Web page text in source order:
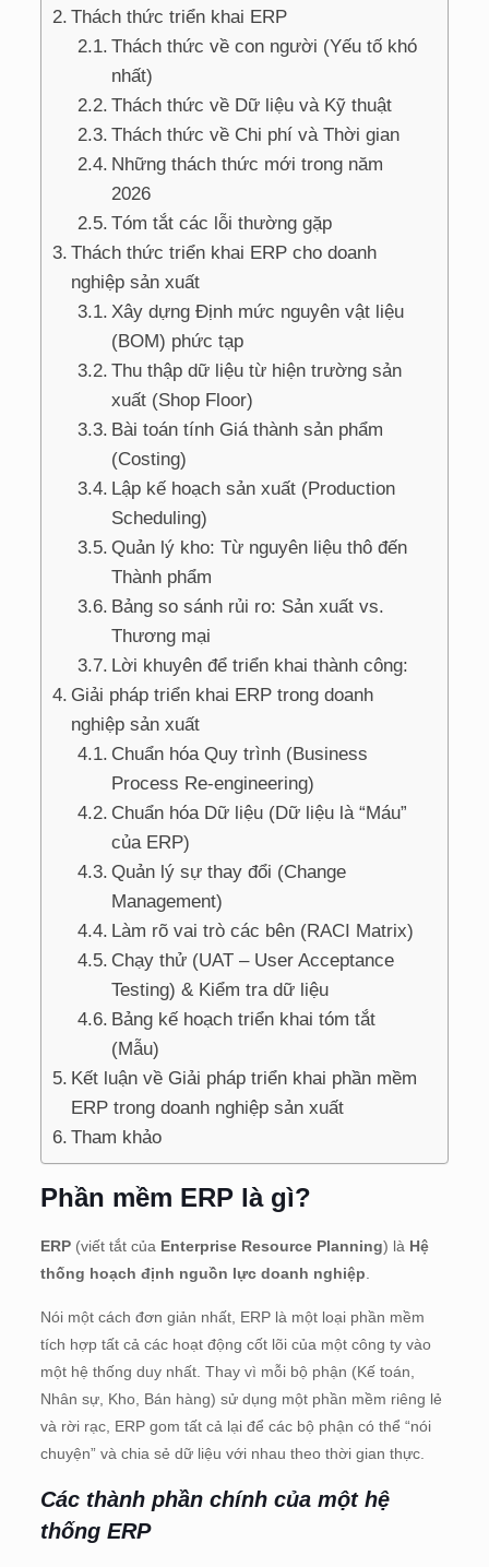
Thách thức triển khai ERP
Thách thức về con người (Yếu tố khó
nhất)
Thách thức về Dữ liệu và Kỹ thuật
Thách thức về Chi phí và Thời gian
Những thách thức mới trong năm
2026
Tóm tắt các lỗi thường gặp
Thách thức triển khai ERP cho doanh
nghiệp sản xuất
Xây dựng Định mức nguyên vật liệu
(BOM) phức tạp
Thu thập dữ liệu từ hiện trường sản
xuất (Shop Floor)
Bài toán tính Giá thành sản phẩm
(Costing)
Lập kế hoạch sản xuất (Production
Scheduling)
Quản lý kho: Từ nguyên liệu thô đến
Thành phẩm
Bảng so sánh rủi ro: Sản xuất vs.
Thương mại
Lời khuyên để triển khai thành công:
Giải pháp triển khai ERP trong doanh
nghiệp sản xuất
Chuẩn hóa Quy trình (Business
Process Re-engineering)
Chuẩn hóa Dữ liệu (Dữ liệu là “Máu”
của ERP)
Quản lý sự thay đổi (Change
Management)
Làm rõ vai trò các bên (RACI Matrix)
Chạy thử (UAT – User Acceptance
Testing) & Kiểm tra dữ liệu
Bảng kế hoạch triển khai tóm tắt
(Mẫu)
Kết luận về Giải pháp triển khai phần mềm
ERP trong doanh nghiệp sản xuất
Tham khảo
Phần mềm ERP là gì?
ERP(viết tắt của Enterprise Resource Planning) là Hệ
thống hoạch định nguồn lực doanh nghiệp.
Nói một cách đơn giản nhất, ERP là một loại phần mềm
tích hợp tất cả các hoạt động cốt lõi của một công ty vào
một hệ thống duy nhất. Thay vì mỗi bộ phận (Kế toán,
Nhân sự, Kho, Bán hàng) sử dụng một phần mềm riêng lẻ
và rời rạc, ERP gom tất cả lại để các bộ phận có thể “nói
chuyện” và chia sẻ dữ liệu với nhau theo thời gian thực.
Các thành phần chính của một hệ
thống ERP